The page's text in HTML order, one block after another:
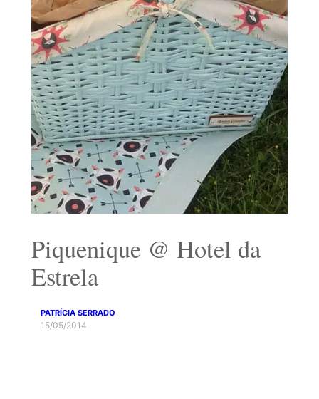
Piquenique @ Hotel da
Estrela
PATRÍCIA SERRADO
15/05/2014